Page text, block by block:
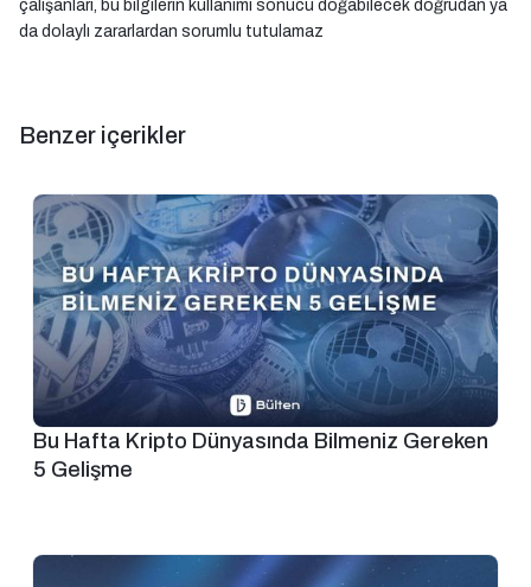
çalışanları, bu bilgilerin kullanımı sonucu doğabilecek doğrudan ya
da dolaylı zararlardan sorumlu tutulamaz
Benzer içerikler
Bu Hafta Kripto Dünyasında Bilmeniz Gereken
5 Gelişme